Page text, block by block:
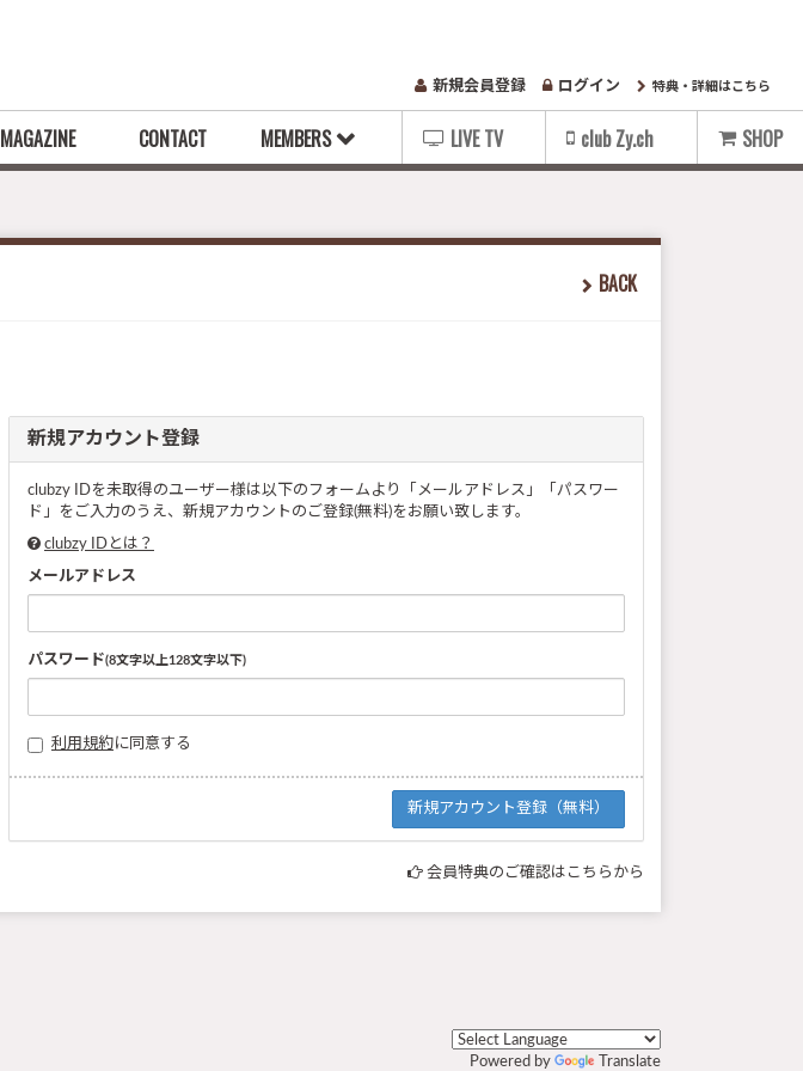
新規会員登録 ログイン 特典・詳細はこちら
MAGAZINE CONTACT MEMBERS LIVE TV club Zy.ch SHOP
BACK
新規アカウント登録
clubzy IDを未取得のユーザー様は以下のフォームより「メールアドレス」「パスワー
ド」をご入力のうえ、新規アカウントのご登録(無料)をお願い致します。
clubzy IDとは？
メールアドレス
パスワード(8文字以上128文字以下)
利用規約に同意する
会員特典のご確認はこちらから
Powered by Translate